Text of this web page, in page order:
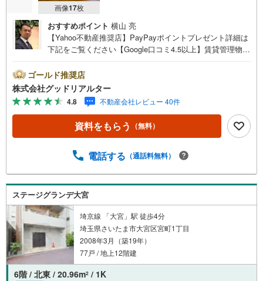
画像17枚
おすすめポイント 横山 亮
【Yahoo不動産推奨店】PayPayポイントプレゼント詳細は
下記をご覧ください【Google口コミ4.5以上】賃貸管理物件
介です。投資用マンションを購入する際、最大のリスクは
空室リスクです。利回りがいくら高かろうとも、空室が続
いてしまえば、絵に描いた餅になってしまいます。弊社で
ご紹介するマンションは、人気エリアのお薦め物件はもち
ろんのこと、エリアのニーズに合った人気のお部屋等、賃
貸営業経験スタッフの培ってきた知識と経験を基に物件を
ての対策はお任せください。掲載されている物件は、弊社
い合わせください。※記載賃料等の収入や利回りは、将来に
わたり、得られることを保証するものではありません。※賃
料等については、賃貸中のものについては現在の賃料等
で、空室または所有者居住中等のものについては、周辺の
賃料相場に基づき、満室時を想定して表示しています。
ゴールド推奨店
株式会社グッドリアルター
4.8 不動産会社レビュー 40件
資料をもらう （無料）
電話する （通話料無料）
ステージグランデ大宮
埼京線 「大宮」駅 徒歩4分
埼玉県さいたま市大宮区宮町1丁目
2008年3月（築19年）
77戸 / 地上12階建
6階 / 北東 / 20.96m2 / 1K